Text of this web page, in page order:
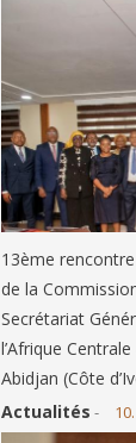
13ème
de la
Secrétariat
l’Afrique
Abidjan (Côte
Actualités -